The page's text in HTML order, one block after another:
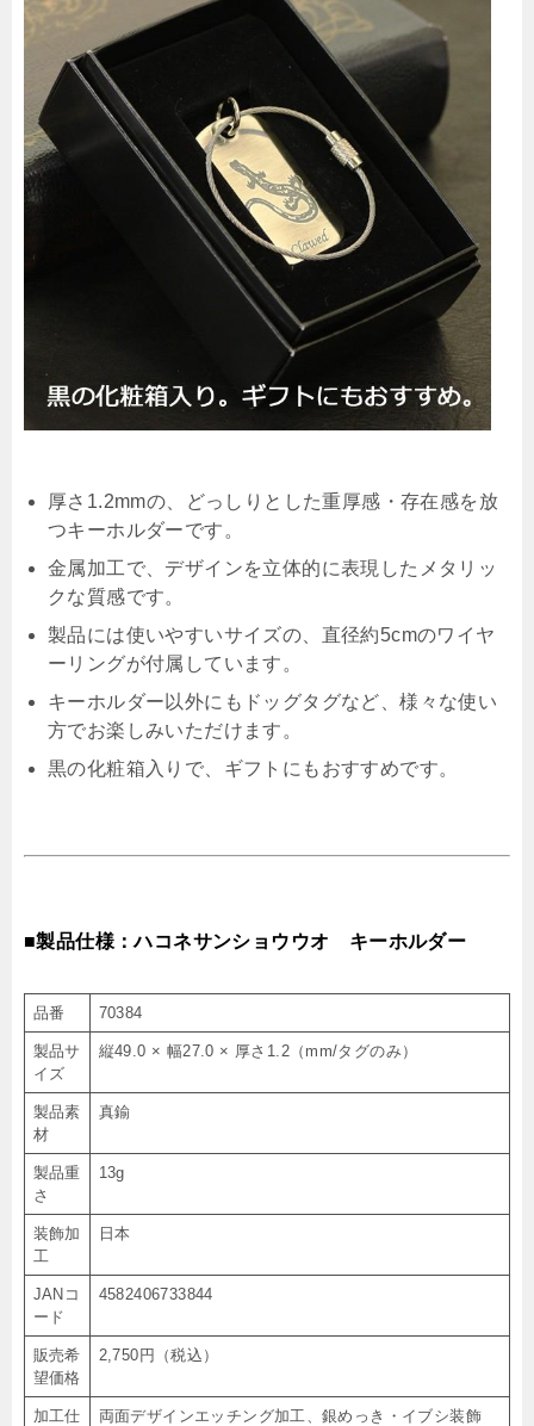
厚さ1.2mmの、どっしりとした重厚感・存在感を放
つキーホルダーです。
金属加工で、デザインを立体的に表現したメタリッ
クな質感です。
製品には使いやすいサイズの、直径約5cmのワイヤ
ーリングが付属しています。
キーホルダー以外にもドッグタグなど、様々な使い
方でお楽しみいただけます。
黒の化粧箱入りで、ギフトにもおすすめです。
■製品仕様：ハコネサンショウウオ キーホルダー
品番 70384
製品サ
イズ
縦49.0 × 幅27.0 × 厚さ1.2（mm/タグのみ）
製品素
材
真鍮
製品重
さ
13g
装飾加
工
日本
JANコ
ード
4582406733844
販売希
望価格
2,750円（税込）
加工仕
両面デザインエッチング加工、銀めっき・イブシ装飾